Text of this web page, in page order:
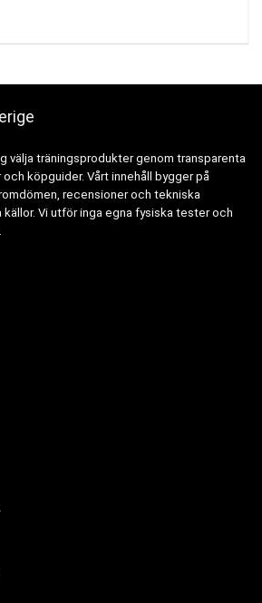
välja träningsprodukter genom transparenta
köpguider. Vårt innehåll bygger på
recensioner och tekniska
Vi utför inga egna fysiska tester och